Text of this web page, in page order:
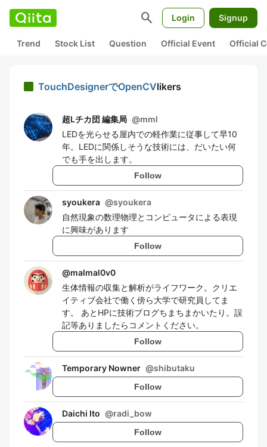
search Login Signup
Trend Stock List Question Official Event Official
TouchDesignerでOpenCVlikers
超Lチカ団 編集局 @mml
LEDを光らせる屋内での軽作業に従事して早10
年。LEDに関係しそうな技術には、だいたい何
でも手を出します。
Follow
syoukera @syoukera
自然現象の数理物理とコンピュータによる表現
に興味があります
Follow
@malmal0v0
生体情報の収集と解析がライフワーク。クリエ
イティブ会社で働く傍ら大学で研究員してま
す。 あとHPに技術ブログちまちまかいたり。誤
記等ありましたらコメントください。
Follow
Temporary Nowner @shibutaku
Follow
Daichi Ito @radi_bow
Follow